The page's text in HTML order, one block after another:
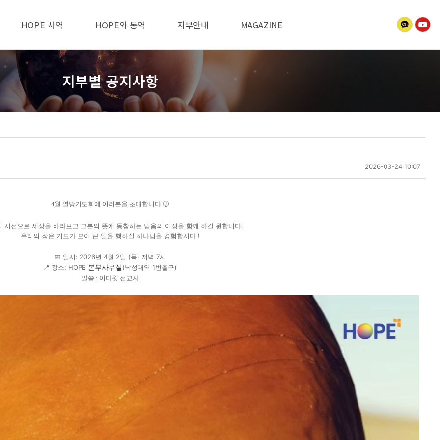
HOPE 사역 HOPE와 동역 지부안내 MAGAZINE
지부별 공지사항
2026-03-24 10:07
4월 열방기도회에 여러분을 초대합니다 🙂
시선으로 세상을 바라보고 그분의 뜻에 동참하는 믿음의 여정을 함께 하길 원합니다.
우리의 작은 기도가 모여 큰 일을 행하실 하나님을 경험합시다 !
📅 일시: 2026년 4월 2일 (목) 저녁 7시
📍 장소: HOPE 본부사무실(낙성대역 1번출구)
말씀 : 이다윗 선교사